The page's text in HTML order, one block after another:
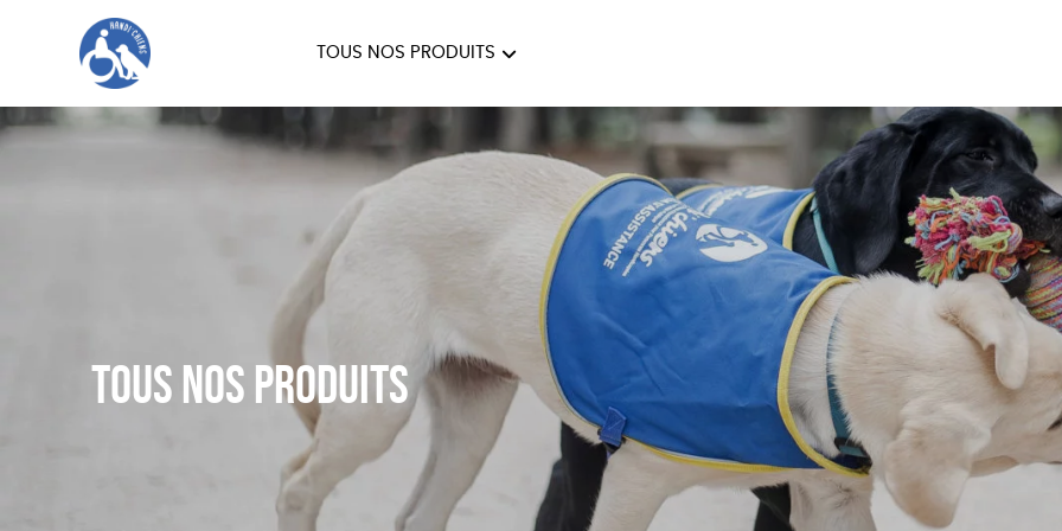
TOUS NOS PRODUITS
PAPETERIE ÉPICERIE
Tous nos produits